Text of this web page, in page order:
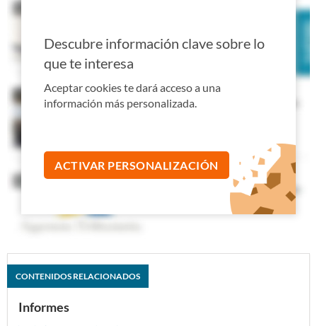
Descubre información clave sobre lo
que te interesa
Aceptar cookies te dará acceso a una
información más personalizada.
ACTIVAR PERSONALIZACIÓN
CONTENIDOS RELACIONADOS
Informes